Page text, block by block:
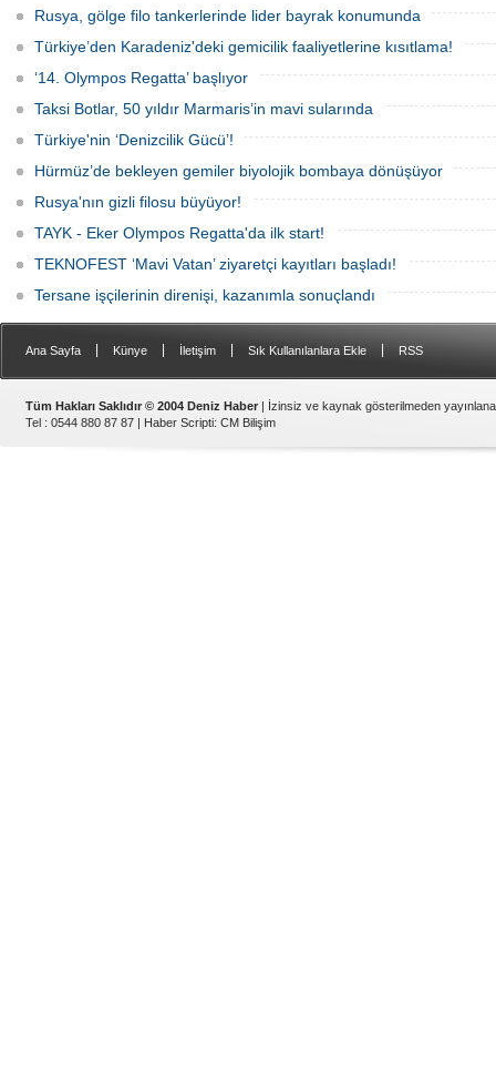
hava ve deniz kuvvetlerinin
operasyonuyla durduruldu. Operasyon
kapsamında, gemideki iki yabancı
uyruklu kişi bir gemi mürettebatı
gözaltına alındı.
aldığı Alman işletmesindeki Emil
gemisinde yangın çıktı; teknik sistemler
durunca mürettebat tahliye edildi.
Rusya, gölge filo tankerlerinde lider bayrak konumunda
Türkiye’den Karadeniz'deki gemicilik faaliyetlerine kısıtlama!
‘14. Olympos Regatta’ başlıyor
Taksi Botlar, 50 yıldır Marmaris’in mavi sularında
Türkiye'nin ‘Denizcilik Gücü’!
Hürmüz’de bekleyen gemiler biyolojik bombaya dönüşüyor
Rusya'nın gizli filosu büyüyor!
TAYK - Eker Olympos Regatta'da ilk start!
TEKNOFEST ‘Mavi Vatan’ ziyaretçi kayıtları başladı!
Tersane işçilerinin direnişi, kazanımla sonuçlandı
Ana Sayfa Künye İletişim Sık Kullanılanlara Ekle RSS
Tüm Hakları Saklıdır © 2004 Deniz Haber | İzinsiz ve kaynak gösterilmeden
Tel : 0544 880 87 87 | Haber Scripti: CM Bilişim